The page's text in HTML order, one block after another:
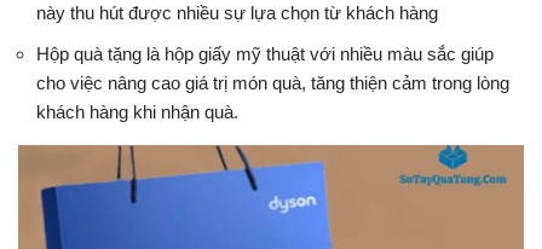
này thu hút được nhiều sự lựa chọn từ khách hàng
Hộp quà tặng là hộp giấy mỹ thuật với nhiều màu sắc giúp
cho việc nâng cao giá trị món quà, tăng thiện cảm trong lòng
khách hàng khi nhận quà.